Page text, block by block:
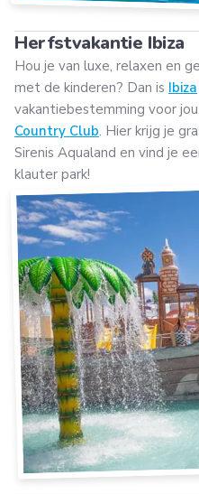
Herfstvakantie Ibiza
Hou je van luxe, relaxen en
met de kinderen? Dan is Ibiza
vakantiebestemming voor
Country Club. Hier krijg je
Sirenis Aqualand en vind je
klauter park!